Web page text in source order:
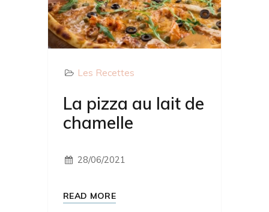
Les Recettes
La pizza au lait de
chamelle
28/06/2021
READ MORE